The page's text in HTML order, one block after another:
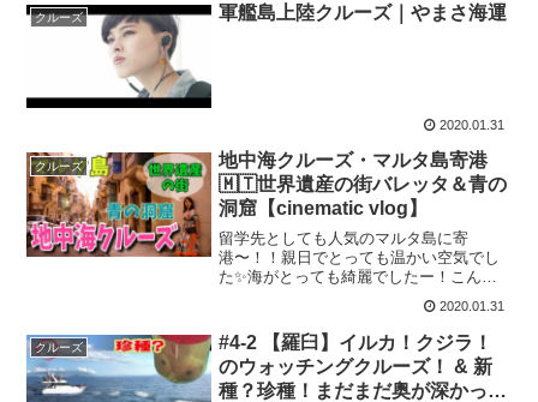
クルーズ 軍艦島上陸クルーズ｜やまさ海運
2020.01.31
クルーズ
地中海クルーズ・マルタ島寄港
🇲🇹世界遺産の街バレッタ＆青の
洞窟【cinematic vlog】
留学先としても人気のマルタ島に寄
港〜！！親日でとっても温かい空気でし
た✨海がとっても綺麗でしたー！こんな
ー。長期滞在してみたい場所の一つとな
りました★#地中海クルーズ #vlog
#cinematic #...
2020.01.31
クルーズ
#4-2 【羅臼】イルカ！クジラ！
のウォッチングクルーズ！ & 新
種？珍種！まだまだ奥が深かっ